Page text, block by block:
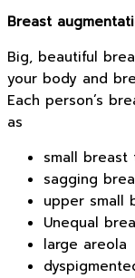
Breast
Big, beautiful
your body and
Each person’s
as
small breast
sagging
upper small
Unequal
large areola